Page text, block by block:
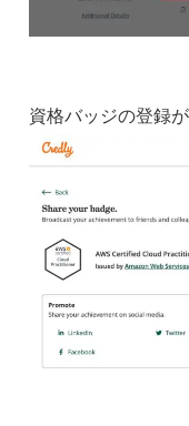
資格バッジの登録